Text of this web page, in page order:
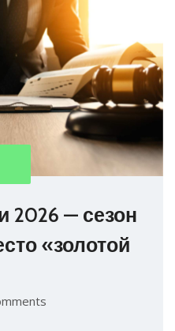
2026 — сезон
«золотой